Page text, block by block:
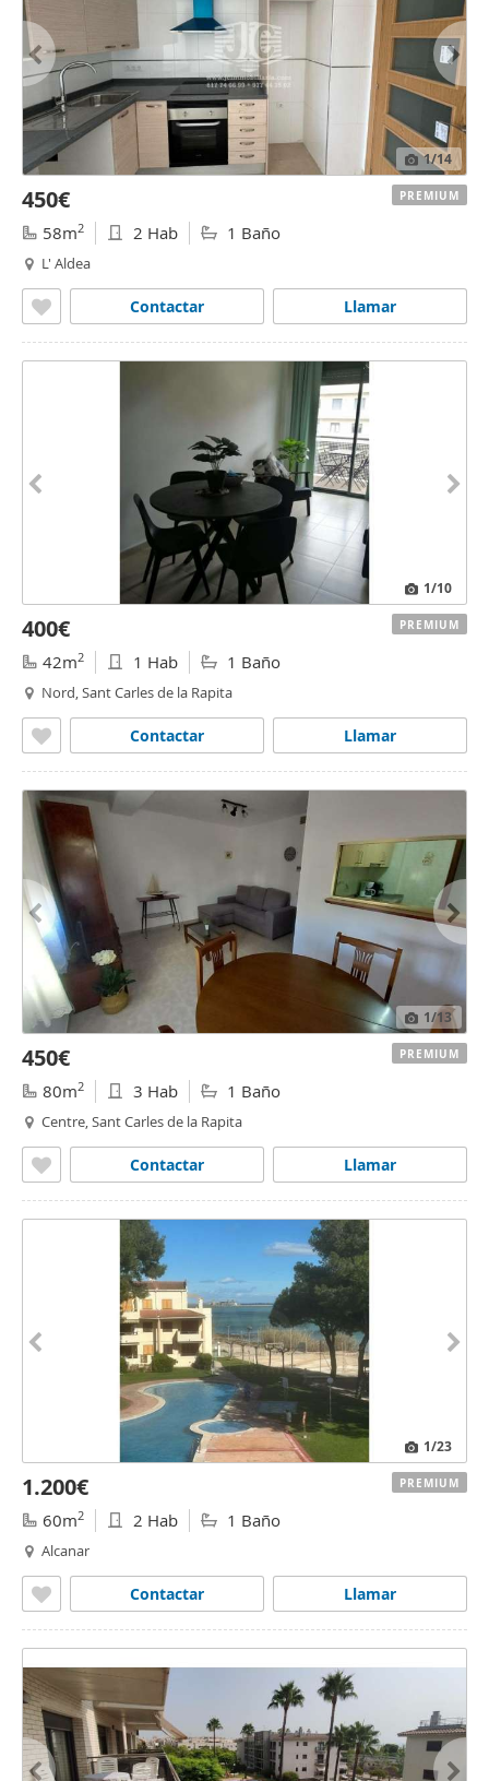
1/14
450€
58m2 2 Hab 1 Baño
L' Aldea
Llamar
Contactar
PREMIUM
1/10
400€
42m2 1 Hab 1 Baño
Nord, Sant Carles de la Rapita
Llamar
Contactar
PREMIUM
1/13
450€
80m2 3 Hab 1 Baño
Centre, Sant Carles de la Rapita
Llamar
Contactar
PREMIUM
1/23
1.200€
60m2 2 Hab 1 Baño
Alcanar
Llamar
Contactar
PREMIUM